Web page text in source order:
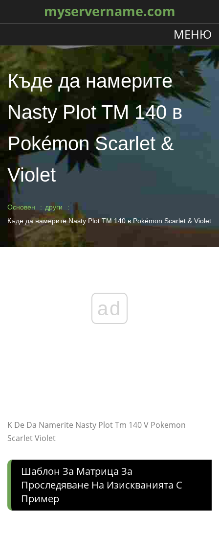
myservername.com
МЕНЮ
Къде да намерите
Nasty Plot TM 140 в
Pokémon Scarlet &
Violet
Основен
други
Къде да намерите Nasty Plot TM 140 в Pokémon Scarlet & Violet
ad
K De Da Namerite Nasty Plot Tm 140 V Pokemon
Scarlet Violet
Шаблон За Матрица За
Проследяване На Изискванията С
Пример